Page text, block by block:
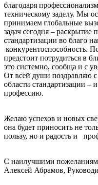
благодаря
техническому заделу. Мы
принимаем глобальные
задач сегодня – раскрытие
стандартизации во благо
конкурентоспособность.
предстоит потрудиться в
это системно, сообща и с
От всей души поздравляю с
области стандартизации –
профессию.
Желаю успехов и новых
она будет приносить не
пользу, но и радость и
С наилучшими
Алексей Абрамов,